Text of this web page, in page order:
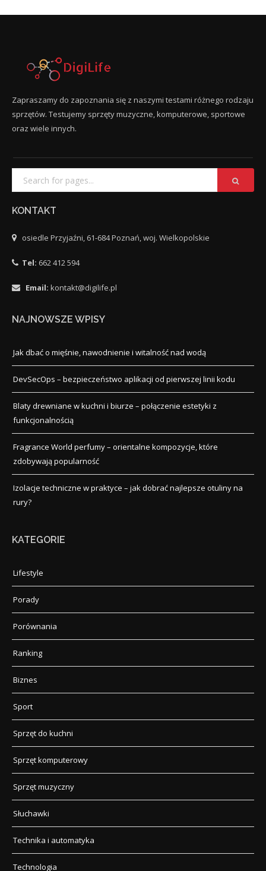
Zapraszamy do zapoznania się z naszymi testami różnego rodzaju
sprzętów. Testujemy sprzęty muzyczne, komputerowe, sportowe
oraz wiele innych.
KONTAKT
osiedle Przyjaźni, 61-684 Poznań, woj. Wielkopolskie
Tel: 662 412 594
Email: kontakt@digilife.pl
NAJNOWSZE WPISY
Jak dbać o mięśnie, nawodnienie i witalność nad wodą
DevSecOps – bezpieczeństwo aplikacji od pierwszej linii kodu
Blaty drewniane w kuchni i biurze – połączenie estetyki z
funkcjonalnością
Fragrance World perfumy – orientalne kompozycje, które
zdobywają popularność
Izolacje techniczne w praktyce – jak dobrać najlepsze otuliny na
rury?
KATEGORIE
Lifestyle
Porady
Porównania
Ranking
Biznes
Sport
Sprzęt do kuchni
Sprzęt komputerowy
Sprzęt muzyczny
Słuchawki
Technika i automatyka
Technologia